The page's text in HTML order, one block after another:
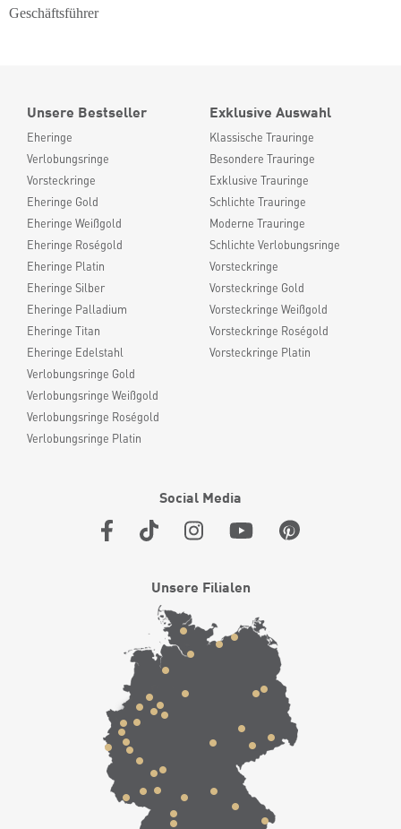
Geschäftsführer
Unsere Bestseller
Eheringe
Verlobungsringe
Vorsteckringe
Eheringe Gold
Eheringe Weißgold
Eheringe Roségold
Eheringe Platin
Eheringe Silber
Eheringe Palladium
Eheringe Titan
Eheringe Edelstahl
Verlobungsringe Gold
Verlobungsringe Weißgold
Verlobungsringe Roségold
Verlobungsringe Platin
Exklusive Auswahl
Klassische Trauringe
Besondere Trauringe
Exklusive Trauringe
Schlichte Trauringe
Moderne Trauringe
Schlichte Verlobungsringe
Vorsteckringe
Vorsteckringe Gold
Vorsteckringe Weißgold
Vorsteckringe Roségold
Vorsteckringe Platin
Social Media
Unsere Filialen